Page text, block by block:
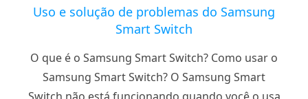
Uso e solução de problemas do Samsung
Smart Switch
O que é o Samsung Smart Switch? Como usar o
Samsung Smart Switch? O Samsung Smart